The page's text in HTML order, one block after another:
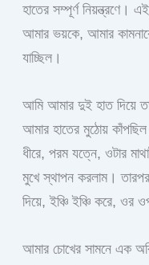
হাতের সম্পূর্ণ
আমার ভয়কে, আমার
যাচ্ছিল।
আমি আমার দুই হাত দিয়ে
আমার হাতের মুঠোয়
ধীরে, পরম যত্নে, ওটার
মুখে স্থাপন করলাম।
দিয়ে, ইঞ্চি ইঞ্চি করে,
আমার চোখের সামনে এক